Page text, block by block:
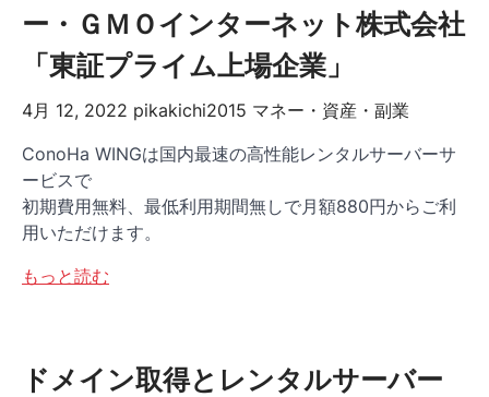
ー・ＧＭＯインターネット株式会社
「東証プライム上場企業」
4月 12, 2022 pikakichi2015 マネー・資産・副業
ConoHa WINGは国内最速の高性能レンタルサーバーサ
ービスで
初期費用無料、最低利用期間無しで月額880円からご利
用いただけます。
もっと読む
ドメイン取得とレンタルサーバー